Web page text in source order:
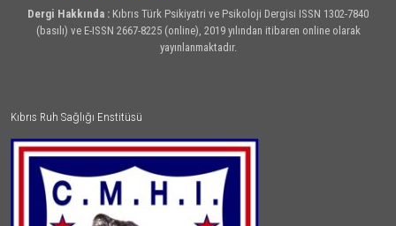
Dergi Hakkında : Kıbrıs Türk Psikiyatri ve Psikoloji Dergisi ISSN 1302-7840
(basılı) ve E-ISSN 2667-8225 (online), 2019 yılından itibaren online olarak
yayınlanmaktadır.
Kıbrıs Ruh Sağlığı Enstitüsü